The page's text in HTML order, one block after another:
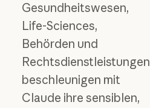
Gesundheitswesen,
Life-Sciences,
Behörden und
Rechtsdienstleistungen
beschleunigen mit
Claude ihre sensiblen,